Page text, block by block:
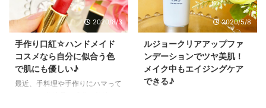
2020/8/3
手作り口紅☆ハンドメイド
コスメなら自分に似合う色
で肌にも優しい♪
最近、手料理や手作りにハマって
2020/5/8
ルジョークリアアップファ
ンデーションでツヤ美肌！
メイク中もエイジングケア
できる♪